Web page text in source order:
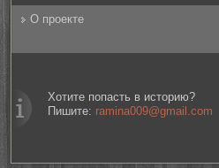
О проекте
Хотите попасть в историю?
Пишите: ramina009@gmail.com